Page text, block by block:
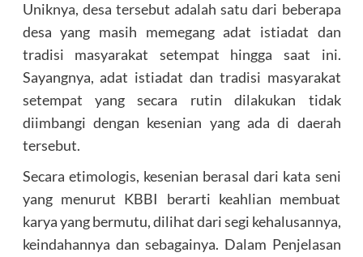
Uniknya, desa tersebut adalah satu dari beberapa
desa yang masih memegang adat istiadat dan
tradisi masyarakat setempat hingga saat ini.
Sayangnya, adat istiadat dan tradisi masyarakat
setempat yang secara rutin dilakukan tidak
diimbangi dengan kesenian yang ada di daerah
tersebut.
Secara etimologis, kesenian berasal dari kata seni
yang menurut KBBI berarti keahlian membuat
karya yang bermutu, dilihat dari segi kehalusannya,
keindahannya dan sebagainya. Dalam Penjelasan